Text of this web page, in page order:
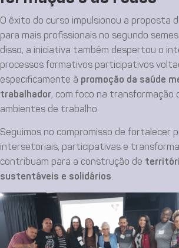
O êxito do curso impulsionou a proposta
para mais profissionais no segundo
disso, a iniciativa também despertou o
processos formativos participativos
especificamente à promoção da saúde
trabalhador, com foco na transformação
ambientes de trabalho.
Seguimos no compromisso de fortalecer
intersetoriais, participativas e
contribuam para a construção de
sustentáveis e solidários.